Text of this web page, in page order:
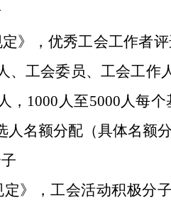
》，优秀工会工作者
、工会委员、工会工作
，1000人至5000人每
名额分配（具体名额分
》，工会活动积极分